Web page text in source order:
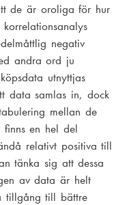
de är oroliga för hur
negativ
andra ord ju
utnyttjas
data samlas in, dock
mellan de
en hel del
relativt positiva till
tänka sig att dessa
av data är helt
tillgång till bättre